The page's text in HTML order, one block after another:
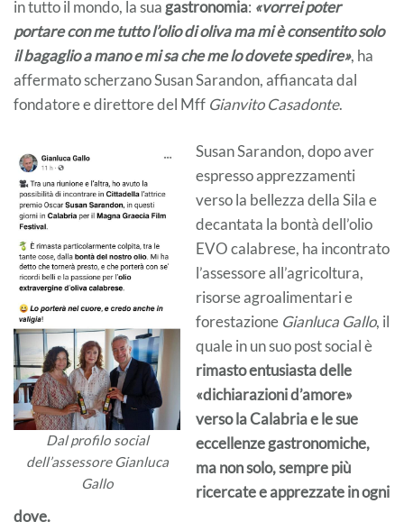
in tutto il mondo, la sua gastronomia: «vorrei poter
portare con me tutto l’olio di oliva ma mi è consentito solo
il bagaglio a mano e mi sa che me lo dovete spedire», ha
affermato scherzano Susan Sarandon, affiancata dal
fondatore e direttore del Mff Gianvito Casadonte.
Dal profilo social
dell’assessore Gianluca
Gallo
Susan Sarandon, dopo aver
espresso apprezzamenti
verso la bellezza della Sila e
decantata la bontà dell’olio
EVO calabrese, ha incontrato
l’assessore all’agricoltura,
risorse agroalimentari e
forestazione Gianluca Gallo, il
quale in un suo post social è
rimasto entusiasta delle
«dichiarazioni d’amore»
verso la Calabria e le sue
eccellenze gastronomiche,
ma non solo, sempre più
ricercate e apprezzate in ogni
dove.